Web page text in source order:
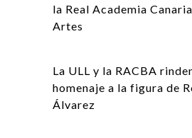
la Real Academia
Artes
La ULL y la RACBA
homenaje a la figura de
Álvarez